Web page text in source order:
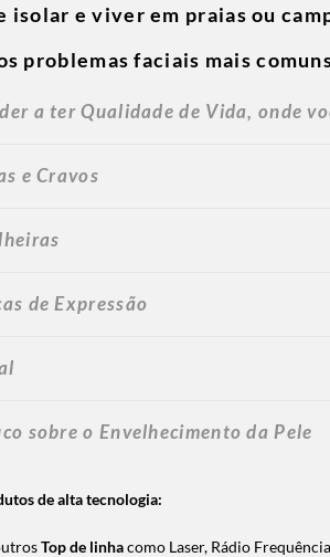
isolar e viver em praias ou
problemas faciais mais
a ter Qualidade de Vida, onde
e Cravos
de Expressão
sobre o Envelhecimento da Pele
de alta tecnologia:
Top de linhacomo Laser, Rádio